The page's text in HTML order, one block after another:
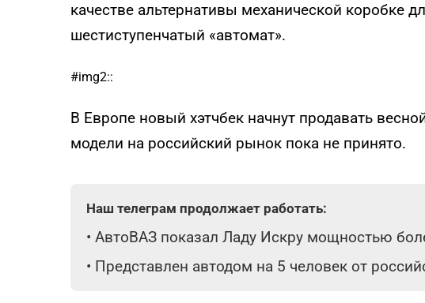
качестве альтернативы механической коробке
шестиступенчатый «автомат».
#img2::
В Европе новый хэтчбек начнут продавать
модели на российский рынок пока не принято.
Наш телеграм продолжает работать:
• АвтоВАЗ показал Ладу Искру мощностью
• Представлен автодом на 5 человек от